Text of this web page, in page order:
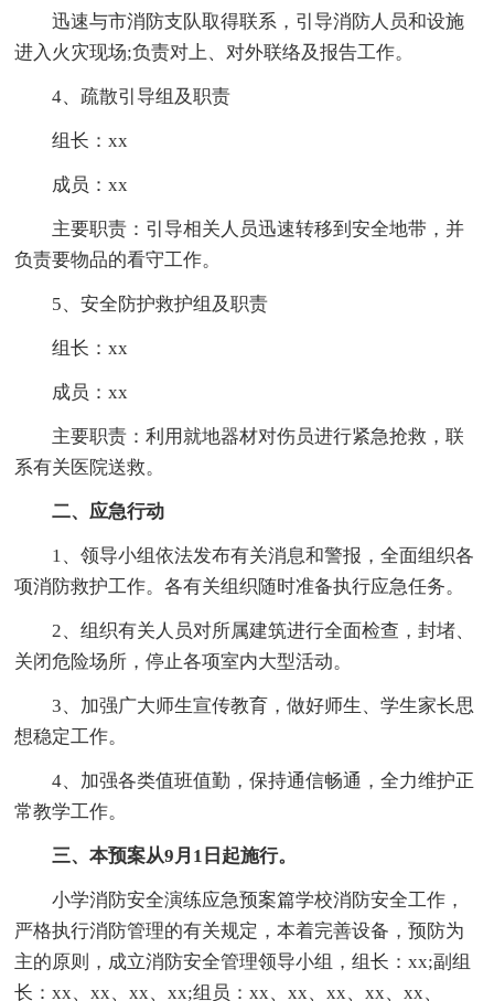
迅速与市消防支队取得联系，引导消防人员和设施
进入火灾现场;负责对上、对外联络及报告工作。
4、疏散引导组及职责
组长：xx
成员：xx
主要职责：引导相关人员迅速转移到安全地带，并
负责要物品的看守工作。
5、安全防护救护组及职责
组长：xx
成员：xx
主要职责：利用就地器材对伤员进行紧急抢救，联
系有关医院送救。
二、应急行动
1、领导小组依法发布有关消息和警报，全面组织各
项消防救护工作。各有关组织随时准备执行应急任务。
2、组织有关人员对所属建筑进行全面检查，封堵、
关闭危险场所，停止各项室内大型活动。
3、加强广大师生宣传教育，做好师生、学生家长思
想稳定工作。
4、加强各类值班值勤，保持通信畅通，全力维护正
常教学工作。
三、本预案从9月1日起施行。
小学消防安全演练应急预案篇学校消防安全工作，
严格执行消防管理的有关规定，本着完善设备，预防为
主的原则，成立消防安全管理领导小组，组长：xx;副组
长：xx、xx、xx、xx;组员：xx、xx、xx、xx、xx、